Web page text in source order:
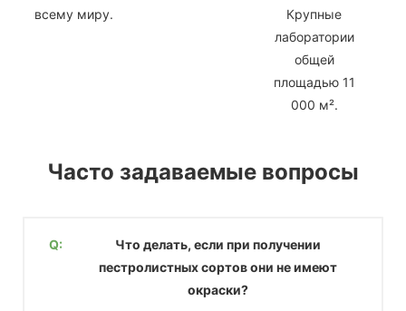
всему миру.
Крупные
лаборатории
общей
площадью 11
000 м².
Часто задаваемые вопросы
Q:
Что делать, если при получении
пестролистных сортов они не имеют
окраски?